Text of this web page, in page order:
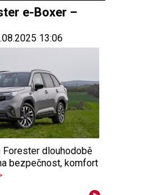
e-Boxer –
13:06
Forester dlouhodobě
bezpečnost, komfort